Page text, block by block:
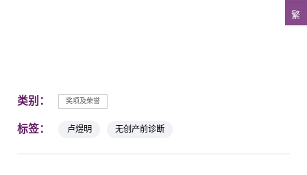
繁
类别： 奖项及荣誉
标签： 卢煜明 无创产前诊断